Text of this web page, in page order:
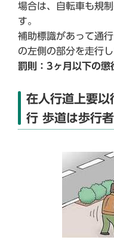
場合は、自転車も規
す。
補助標識があって通
の左側の部分を走行
罰則：3ヶ月以下の懲
在人行道上要以
行 歩道は歩行